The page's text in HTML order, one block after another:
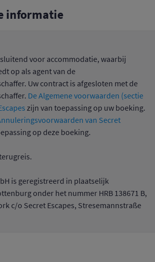
informatie
voor accommodatie, waarbij
op als agent van de
Uw contract is afgesloten met de
De Algemene voorwaarden (sectie
zijn van toepassing op uw boeking.
van Secret
op deze boeking.
is geregistreerd in plaatselijk
onder het nummer HRB 138671 B,
c/o Secret Escapes, Stresemannstraße